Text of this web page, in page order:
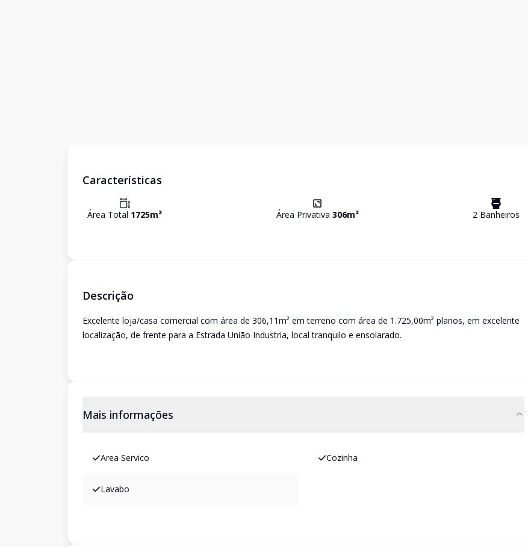
Características
Área Total 1725m² Área Privativa 306m² 2 Banheiros
Descrição
Excelente loja/casa comercial com área de 306,11m² em terreno com área de 1.725,00m² planos, em excelente
localização, de frente para a Estrada União Industria, local tranquilo e ensolarado.
Mais informações
Area Servico Cozinha
Lavabo